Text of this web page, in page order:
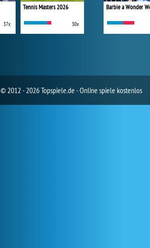
37x
Tennis Masters 2026
30x
© 2012 - 2026 Topspiele.de - Online spiele kostenlos